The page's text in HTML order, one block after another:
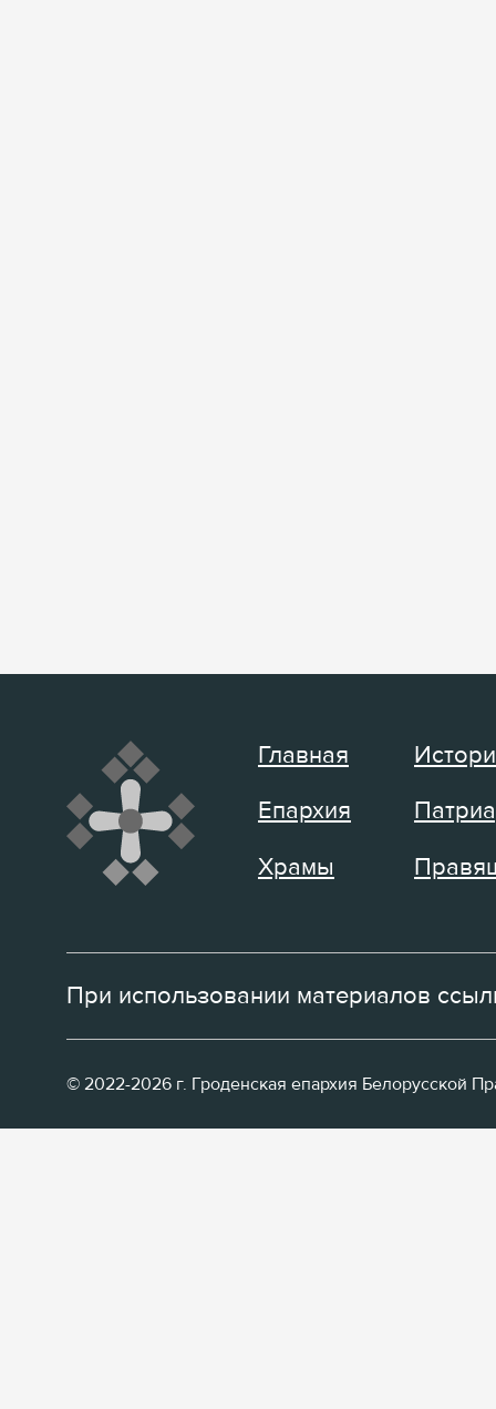
Главная
Епархия
Храмы
При использовании материалов
© 2022-2026 г. Гроденская епархия Белорусской